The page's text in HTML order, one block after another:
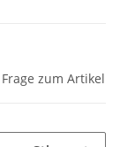
Frage zum Artikel